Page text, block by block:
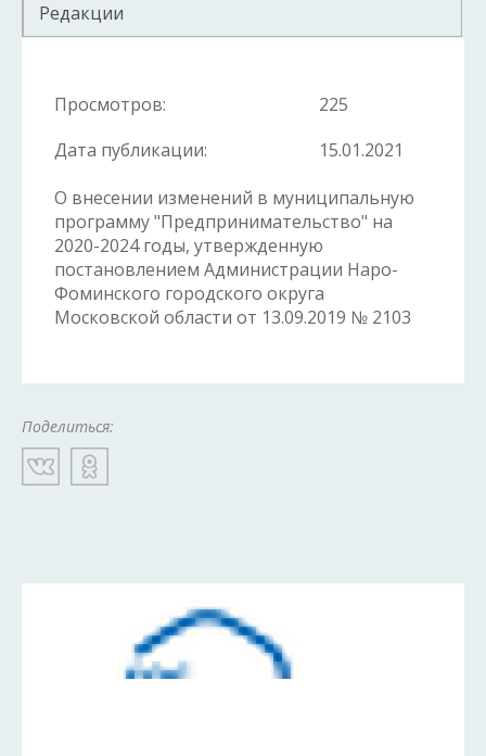
Редакции
Просмотров:
225
Дата публикации:
15.01.2021
О внесении изменений в муниципальную
программу "Предпринимательство" на
2020-2024 годы, утвержденную
постановлением Администрации Наро-
Фоминского городского округа
Московской области от 13.09.2019 № 2103
Поделиться: